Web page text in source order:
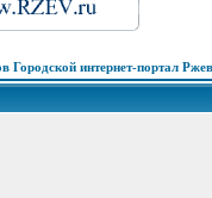
Городской интернет-портал Ржев